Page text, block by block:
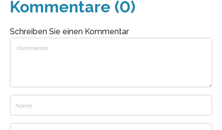
Kommentare (0)
Schreiben Sie einen Kommentar